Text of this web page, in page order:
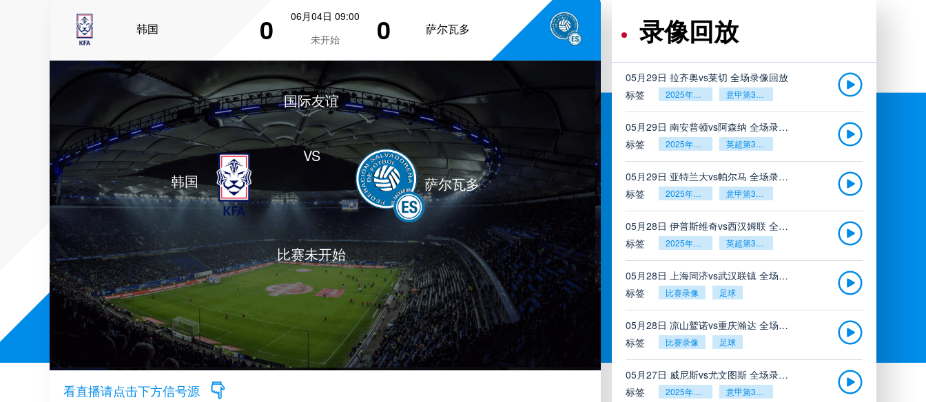
韩国 0
06月04日 09:00
未开始
0 萨尔瓦多
韩国
国际友谊
VS
比赛未开始
萨尔瓦多
看直播请点击下方信号源
录像回放
05月29日 拉齐奥vs莱切 全场录像回放
标签
2025年5月26日 意甲第38轮
05月29日 南安普顿vs阿森纳 全场录像回放
标签
2025年5月26日 英超第38轮
05月29日 亚特兰大vs帕尔马 全场录像回放
标签
2025年5月26日 意甲第38轮
05月28日 伊普斯维奇vs西汉姆联 全场录像回放
标签
2025年5月26日 英超第38轮
05月28日 上海同济vs武汉联镇 全场录像
标签
比赛录像 足球
05月28日 凉山鹫诺vs重庆瀚达 全场录像
标签
比赛录像 足球
05月27日 威尼斯vs尤文图斯 全场录像回放
标签
2025年5月26日 意甲第38轮